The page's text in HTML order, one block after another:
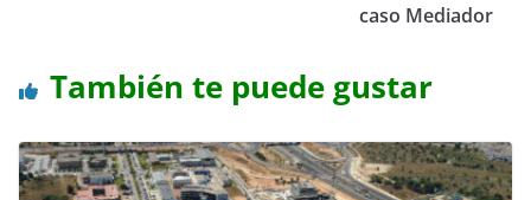
caso Mediador
También te puede gustar